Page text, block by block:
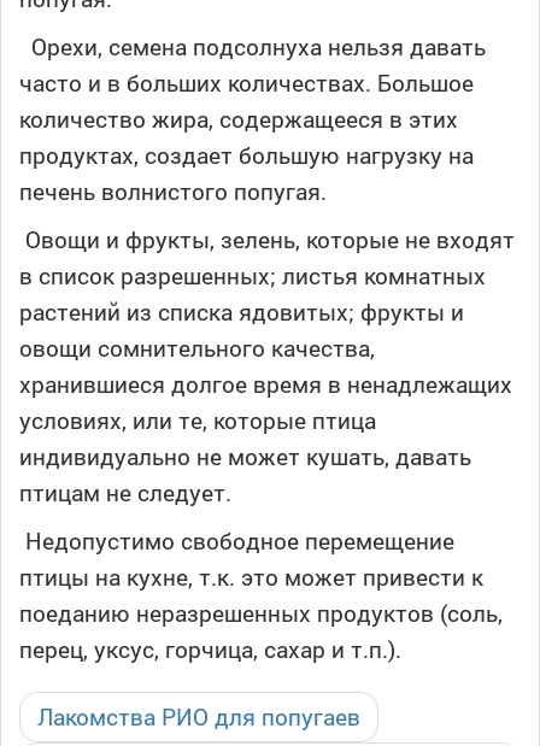
Орехи, семена подсолнуха нельзя давать
часто и в больших количествах. Большое
количество жира, содержащееся в этих
продуктах, создает большую нагрузку на
печень волнистого попугая.
Овощи и фрукты, зелень, которые не входят
в список разрешенных; листья комнатных
растений из списка ядовитых; фрукты и
овощи сомнительного качества,
хранившиеся долгое время в ненадлежащих
условиях, или те, которые птица
индивидуально не может кушать, давать
птицам не следует.
Недопустимо свободное перемещение
птицы на кухне, т.к. это может привести к
поеданию неразрешенных продуктов (соль,
перец, уксус, горчица, сахар и т.п.).
Лакомства РИО для попугаев